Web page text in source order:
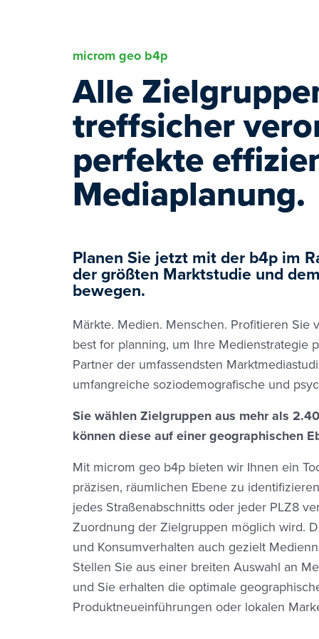
microm geo b4p
Alle
treffsicher
perfekte
Mediaplanung.
Planen Sie jetzt mit der b4p im
der größten Marktstudie und
bewegen.
Märkte. Medien. Menschen. Profitieren
best for planning, um Ihre Medienstrategie
Partner der umfassendsten
umfangreiche soziodemografische und
Sie wählen Zielgruppen aus mehr als
können diese auf einer geographischen
Mit microm geo b4p bieten wir Ihnen ein
präzisen, räumlichen Ebene zu
jedes Straßenabschnitts oder jeder PLZ8
Zuordnung der Zielgruppen möglich wird.
und Konsumverhalten auch gezielt
Stellen Sie aus einer breiten Auswahl an
und Sie erhalten die optimale
Produktneueinführungen oder lokalen